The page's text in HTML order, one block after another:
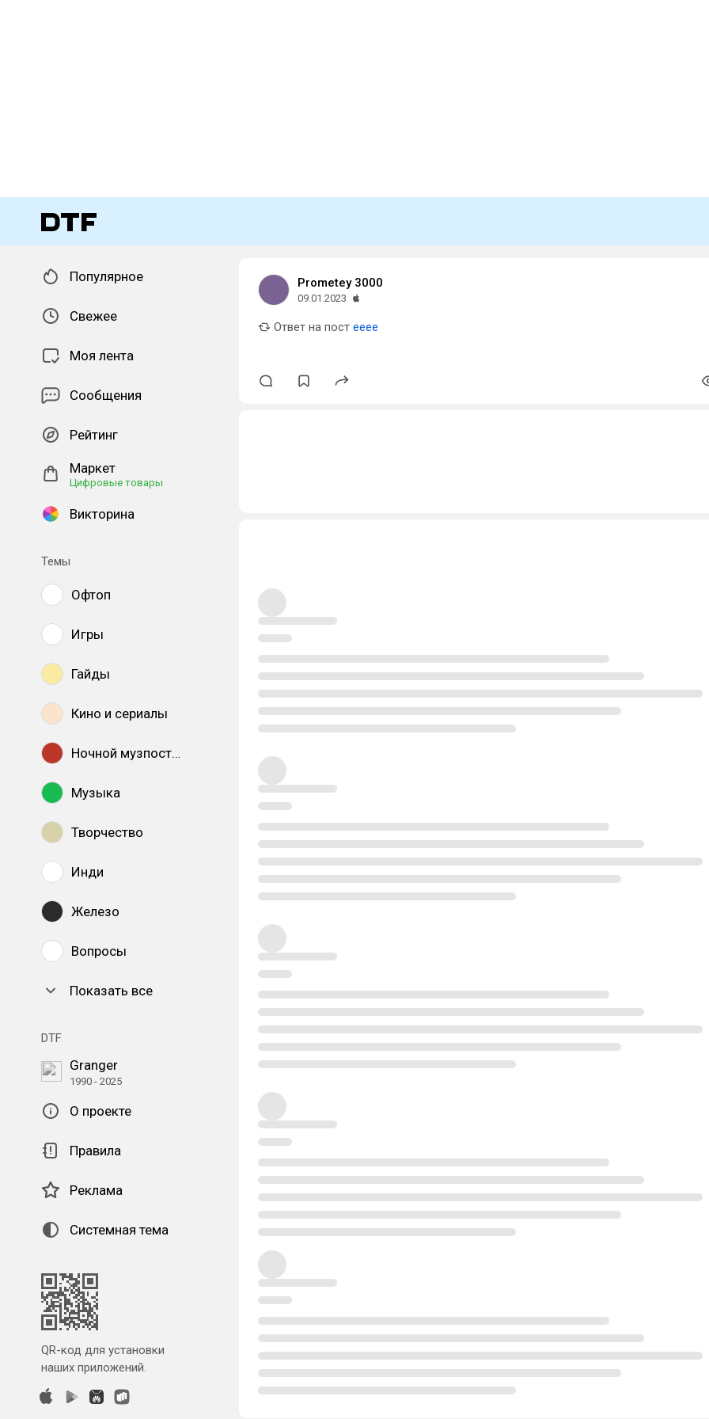
Популярное
Свежее
Моя лента
Сообщения
Рейтинг
Маркет
Цифровые товары
Викторина
Темы
Офтоп
Игры
Гайды
Кино и сериалы
Ночной музпостинг
Музыка
Творчество
Инди
Железо
Вопросы
Показать все
DTF
Granger
1990 - 2025
О проекте
Правила
Реклама
Системная тема
QR-код для установки
наших приложений.
Prometey 3000
09.01.2023
Ответ на пост ееее